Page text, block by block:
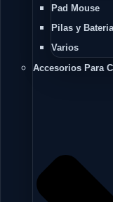
Pad Mouse
Pilas y
Varios
Accesorios Para